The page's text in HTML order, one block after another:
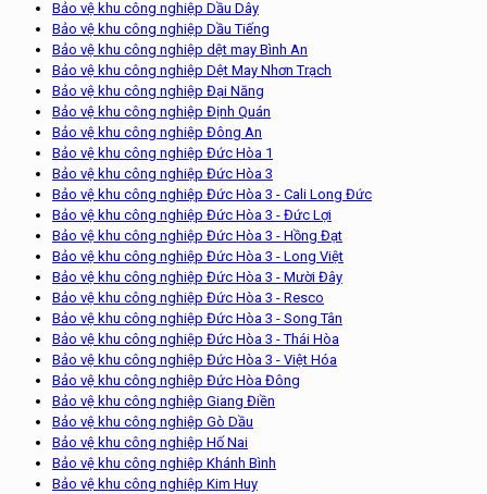
Bảo vệ khu công nghiệp Dầu Dây
Bảo vệ khu công nghiệp Dầu Tiếng
Bảo vệ khu công nghiệp dệt may Bình An
Bảo vệ khu công nghiệp Dệt May Nhơn Trạch
Bảo vệ khu công nghiệp Đại Năng
Bảo vệ khu công nghiệp Định Quán
Bảo vệ khu công nghiệp Đông An
Bảo vệ khu công nghiệp Đức Hòa 1
Bảo vệ khu công nghiệp Đức Hòa 3
Bảo vệ khu công nghiệp Đức Hòa 3 - Cali Long Đức
Bảo vệ khu công nghiệp Đức Hòa 3 - Đức Lợi
Bảo vệ khu công nghiệp Đức Hòa 3 - Hồng Đạt
Bảo vệ khu công nghiệp Đức Hòa 3 - Long Việt
Bảo vệ khu công nghiệp Đức Hòa 3 - Mười Đây
Bảo vệ khu công nghiệp Đức Hòa 3 - Resco
Bảo vệ khu công nghiệp Đức Hòa 3 - Song Tân
Bảo vệ khu công nghiệp Đức Hòa 3 - Thái Hòa
Bảo vệ khu công nghiệp Đức Hòa 3 - Việt Hóa
Bảo vệ khu công nghiệp Đức Hòa Đông
Bảo vệ khu công nghiệp Giang Điền
Bảo vệ khu công nghiệp Gò Dầu
Bảo vệ khu công nghiệp Hố Nai
Bảo vệ khu công nghiệp Khánh Bình
Bảo vệ khu công nghiệp Kim Huy